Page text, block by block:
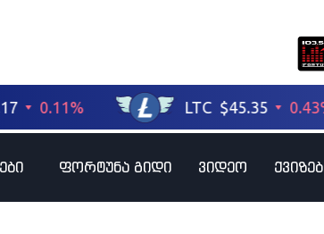
ფორტუნა გიდი ვიდეო